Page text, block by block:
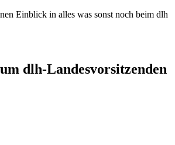
Einblick in alles was sonst noch beim dlh
dlh-Landesvorsitzenden